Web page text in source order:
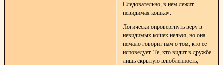
Следовательно, в нем лежит
невидимая кошка».
Логически опровергнуть веру в
невидимых кошек нельзя, но она
немало говорит нам о том, кто ее
исповедует. Те, кто видит в дружбе
лишь скрытую влюбленность,